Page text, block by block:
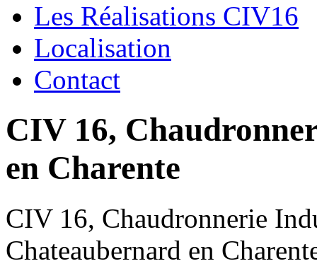
Les Réalisations CIV16
Localisation
Contact
CIV 16,
en Charente
CIV 16, Chaudronnerie
Chateaubernard en